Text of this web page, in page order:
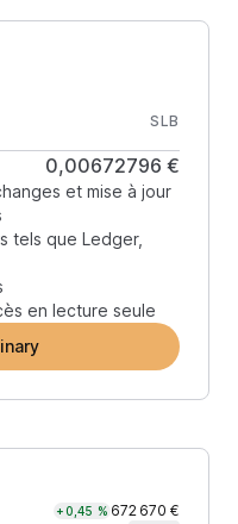
SLB
0,00672796 €
et mise à jour
tels que Ledger,
en lecture seule
+0,45 % 672 670 €